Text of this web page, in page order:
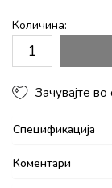
Количина:
Зачувајте
Спецификација
Коментари